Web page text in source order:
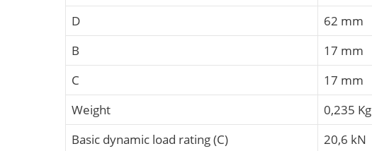
D
62 mm
B
17 mm
C
17 mm
Weight
0,235 Kg
Basic dynamic load rating (C)
20,6 kN